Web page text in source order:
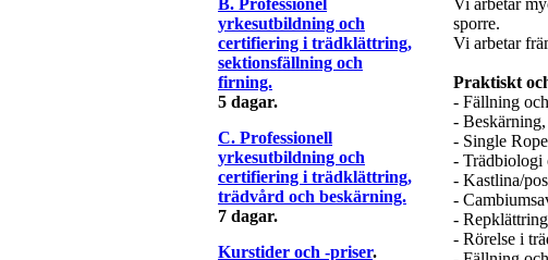
B. Professionel
yrkesutbildning och
certifiering i trädklättring,
sektionsfällning och
firning.
5 dagar.
C. Professionell
yrkesutbildning och
certifiering i trädklättring,
trädvård och beskärning.
7 dagar.
Kurstider och -priser.
Vi arbetar
sporre.
Vi arbetar
Praktiskt
- Fällning
-
- Single
- Trädbiologi
- Kastlina/
-
-
- Rörelse i